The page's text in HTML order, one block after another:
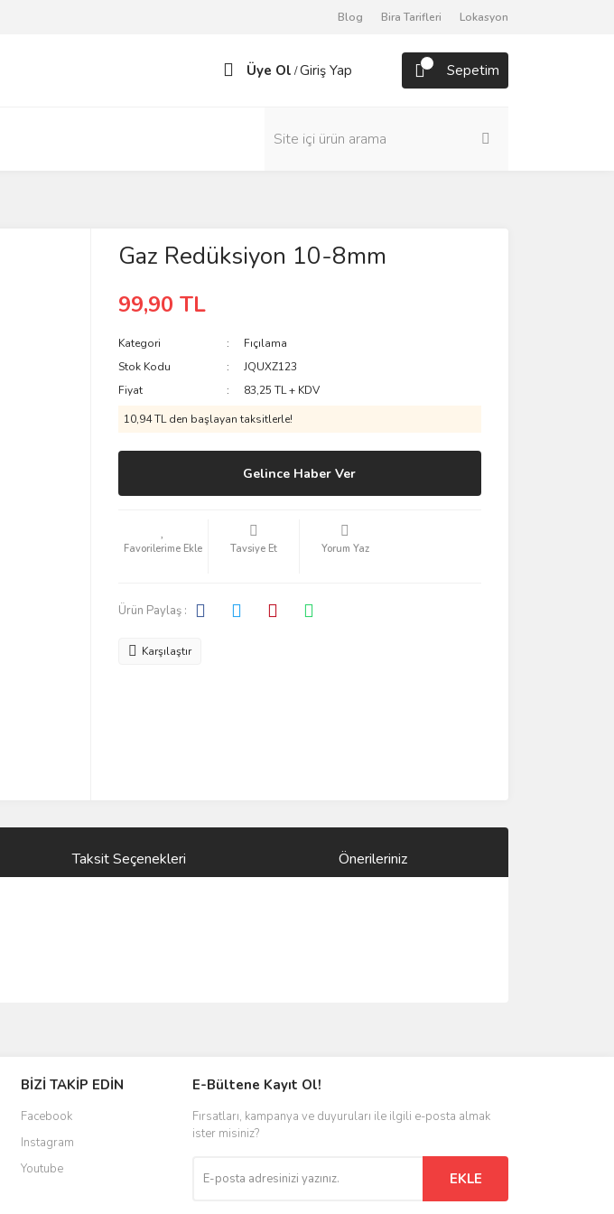
Blog Bira Tarifleri Lokasyon
Üye Ol /Giriş Yap Sepetim
Gaz Redüksiyon 10-8mm
99,90 TL
Kategori
Fıçılama
Stok Kodu
JQUXZ123
Fiyat
83,25 TL + KDV
10,94 TL den başlayan taksitlerle!
Gelince Haber Ver
Tavsiye Et Yorum Yaz
Ürün Paylaş :
Karşılaştır
Taksit Seçenekleri Önerileriniz
BİZİ TAKİP EDİN
Facebook
Instagram
Youtube
E-Bültene Kayıt Ol!
Fırsatları, kampanya ve duyuruları ile ilgili e-posta almak
ister misiniz?
EKLE